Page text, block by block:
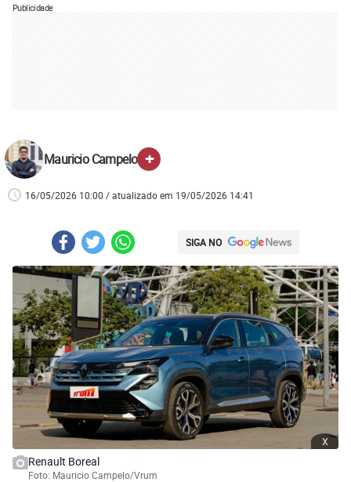
Publicidade
Mauricio Campelo +
16/05/2026 10:00 / atualizado em 19/05/2026 14:41
SIGA NO
x
Renault Boreal
Foto: Mauricio Campelo/Vrum